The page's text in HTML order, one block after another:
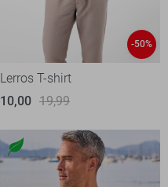
-50%
Lerros T-shirt
10,00 19,99